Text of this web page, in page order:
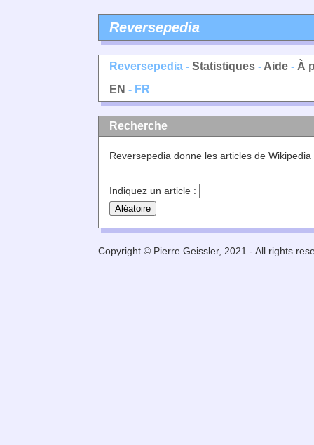
Reversepedia
Reversepedia - Statistiques - Aide - À
EN - FR
Recherche
Reversepedia donne les articles de Wikipedia
Indiquez un article :
Copyright © Pierre Geissler, 2021 - All rights